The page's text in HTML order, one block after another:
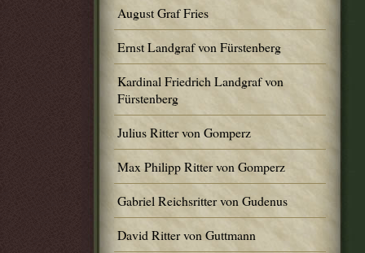
August Graf Fries
Ernst Landgraf von Fürstenberg
Kardinal Friedrich Landgraf von
Fürstenberg
Julius Ritter von Gomperz
Max Philipp Ritter von Gomperz
Gabriel Reichsritter von Gudenus
David Ritter von Guttmann